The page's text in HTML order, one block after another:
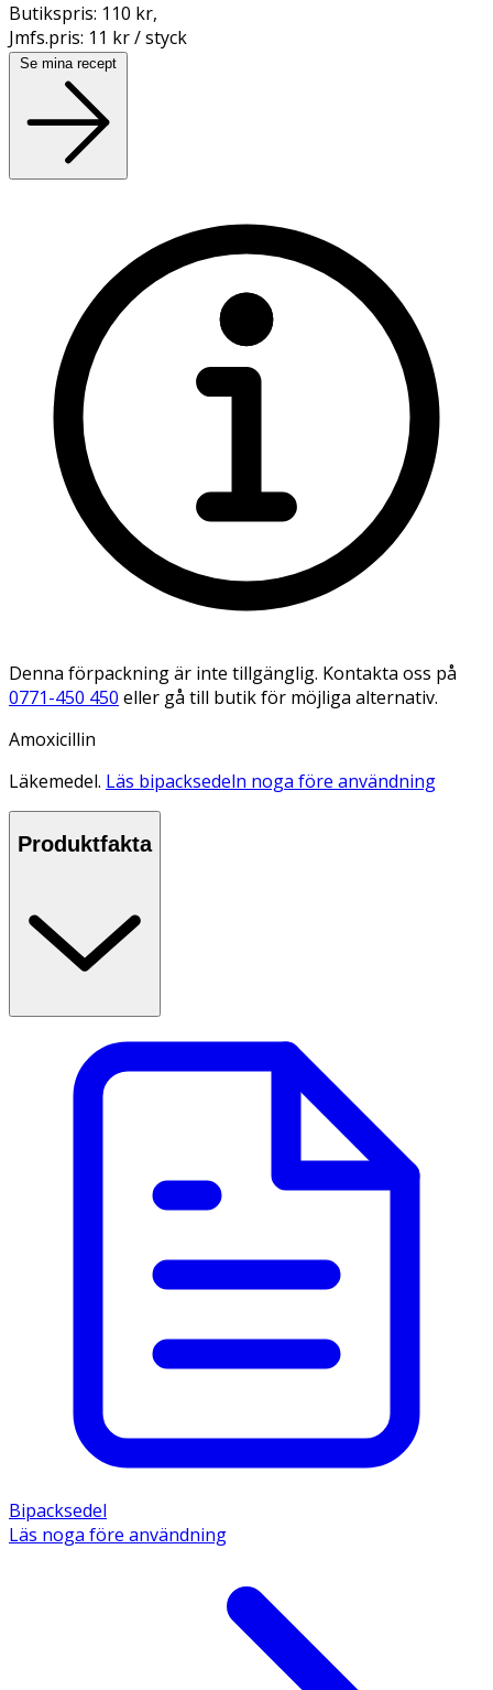
Butikspris: 110 kr,
Jmfs.pris: 11 kr / styck
Se mina recept
Denna förpackning är inte tillgänglig. Kontakta oss på
0771-450 450 eller gå till butik för möjliga alternativ.
Amoxicillin
Läkemedel. Läs bipacksedeln noga före användning
Produktfakta
Bipacksedel
Läs noga före användning